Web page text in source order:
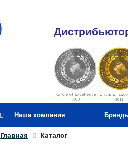
Наша компания
Главная Каталог